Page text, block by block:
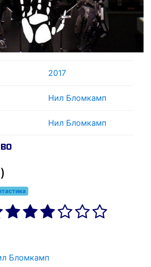
2017
Нил Бломкамп
Нил Бломкамп
Бломкамп